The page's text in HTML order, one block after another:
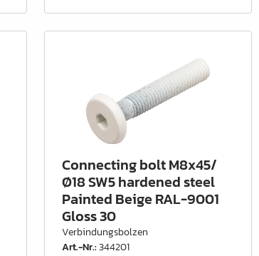
Connecting bolt M8x45/
Ø18 SW5 hardened steel
Painted Beige RAL-9001
Gloss 30
Verbindungsbolzen
Art.-Nr.:344201